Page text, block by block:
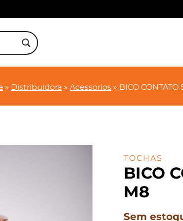
» Distribuidora » Acessorios » BICO
TOCHAS
BICO
M8
Sem